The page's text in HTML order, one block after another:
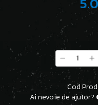
Cod
Ai nevoie de ajutor?